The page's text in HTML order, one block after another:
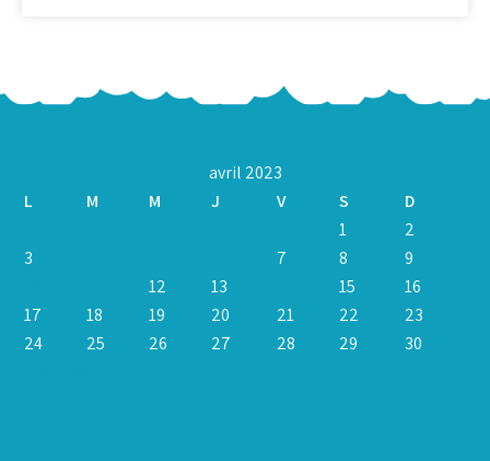
avril 2023
L
M M J V S
D
1
2
3
7 8
9
12 13 15
16
17
18 19 20 21 22
23
24
25 26 27 28 29
30